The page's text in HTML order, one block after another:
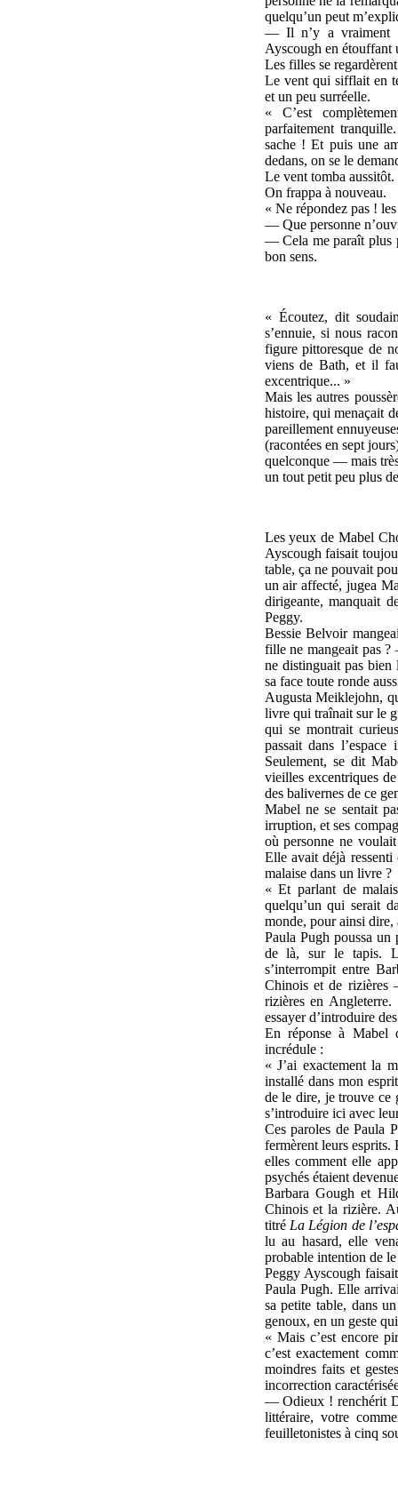
quelqu’un peut
— Il n’y a vraiment
Ayscough en étouffant
Les filles se
Le vent qui sifflait en
et un peu surréelle.
« C’est
parfaitement
sache ! Et puis une
dedans, on se le
Le vent tomba aussitôt.
On frappa à nouveau.
« Ne répondez pas !
— Que personne
— Cela me paraît plus
bon sens.
« Écoutez, dit
s’ennuie, si nous
figure pittoresque de
viens de Bath, et il
excentrique... »
Mais les autres
histoire, qui menaçait
pareillement
(racontées en sept
quelconque — mais
un tout petit peu plus
Les yeux de Mabel
Ayscough faisait
table, ça ne pouvait
un air affecté, jugea
dirigeante, manquait
Peggy.
Bessie Belvoir
fille ne mangeait pas
ne distinguait pas bien
sa face toute ronde
Augusta Meiklejohn,
livre qui traînait sur le
qui se montrait
passait dans
Seulement, se dit
vieilles excentriques
des balivernes de ce
Mabel ne se sentait
irruption, et ses
où personne ne
Elle avait déjà
malaise dans un livre ?
« Et parlant de
quelqu’un qui serait
monde, pour ainsi dire,
Paula Pugh poussa un
de là, sur le tapis.
s’interrompit entre
Chinois et de rizières
rizières en
essayer d’introduire
En réponse à Mabel
incrédule :
« J’ai exactement la
installé dans mon
de le dire, je trouve ce
s’introduire ici avec
Ces paroles de Paula
fermèrent leurs esprits.
elles comment elle
psychés étaient
Barbara Gough et
Chinois et la rizière.
titré La Légion de
lu au hasard, elle
probable intention de
Peggy Ayscough
Paula Pugh. Elle
sa petite table, dans
genoux, en un geste
« Mais c’est encore
c’est exactement
moindres faits et
incorrection
— Odieux ! renchérit
littéraire, votre
feuilletonistes à cinq